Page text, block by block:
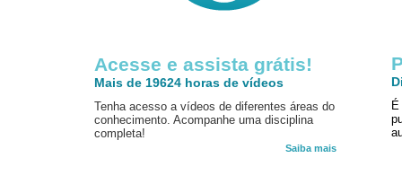
Acesse e assista grátis!
Mais de 19624 horas de vídeos
Tenha acesso a vídeos de diferentes áreas do
conhecimento. Acompanhe uma disciplina
completa!
Saiba mais